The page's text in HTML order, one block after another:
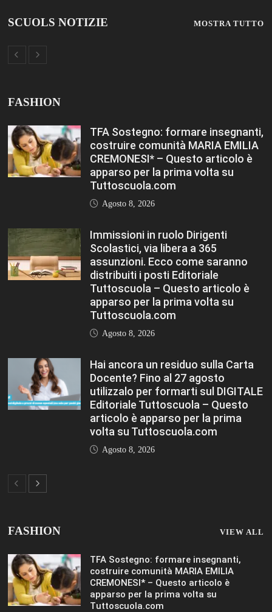
SCUOLS NOTIZIE MOSTRA TUTTO
FASHION
TFA Sostegno: formare insegnanti,
costruire comunità MARIA EMILIA
CREMONESI* – Questo articolo è
apparso per la prima volta su
Tuttoscuola.com
Agosto 8, 2026
Immissioni in ruolo Dirigenti
Scolastici, via libera a 365
assunzioni. Ecco come saranno
distribuiti i posti Editoriale
Tuttoscuola – Questo articolo è
apparso per la prima volta su
Tuttoscuola.com
Agosto 8, 2026
Hai ancora un residuo sulla Carta
Docente? Fino al 27 agosto
utilizzalo per formarti sul DIGITALE
Editoriale Tuttoscuola – Questo
articolo è apparso per la prima
volta su Tuttoscuola.com
Agosto 8, 2026
FASHION VIEW ALL
TFA Sostegno: formare insegnanti,
costruire comunità MARIA EMILIA
CREMONESI* – Questo articolo è
apparso per la prima volta su
Tuttoscuola.com